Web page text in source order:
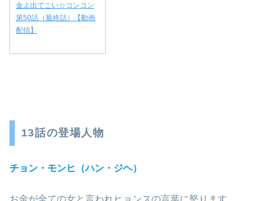
金よ出てこい☆コンコン
第50話（最終話）【動画
配信】
13話の登場人物
チョン・モンヒ（ハン・ジヘ）